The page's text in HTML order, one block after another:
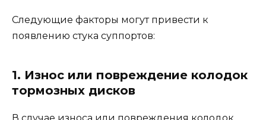
Следующие факторы могут привести к
появлению стука суппортов:
1. Износ или повреждение колодок
тормозных дисков